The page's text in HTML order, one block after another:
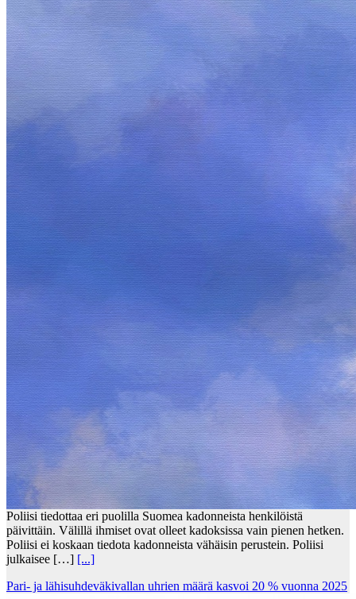
Poliisi tiedottaa eri puolilla Suomea kadonneista henkilöistä
päivittäin. Välillä ihmiset ovat olleet kadoksissa vain pienen hetken.
Poliisi ei koskaan tiedota kadonneista vähäisin perustein. Poliisi
julkaisee […] [...]
Pari- ja lähisuhdeväkivallan uhrien määrä kasvoi 20 % vuonna 2025